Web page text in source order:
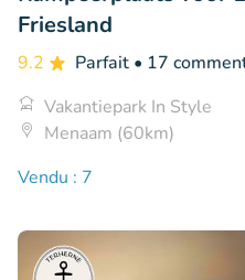
Friesland
9.2 Parfait • 17
Vakantiepark In Style
Menaam (60km)
Vendu : 7